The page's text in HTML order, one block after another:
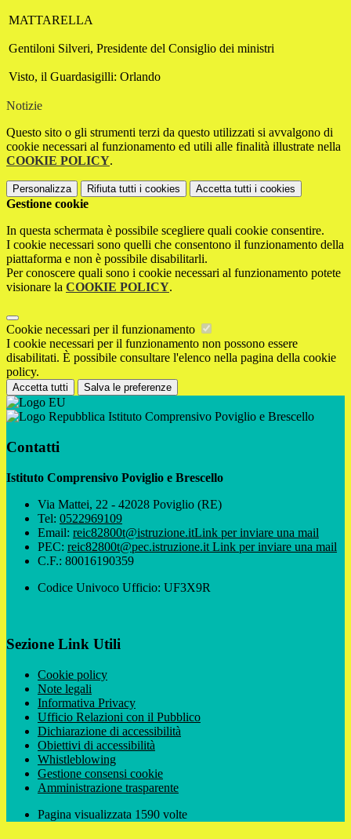
MATTARELLA
Gentiloni Silveri, Presidente del Consiglio dei ministri
Visto, il Guardasigilli: Orlando
Notizie
Questo sito o gli strumenti terzi da questo utilizzati si avvalgono di
cookie necessari al funzionamento ed utili alle finalità illustrate nella
COOKIE POLICY.
Personalizza Rifiuta tutti i cookies Accetta tutti i cookies
Gestione cookie
In questa schermata è possibile scegliere quali cookie consentire.
I cookie necessari sono quelli che consentono il funzionamento della
piattaforma e non è possibile disabilitarli.
Per conoscere quali sono i cookie necessari al funzionamento potete
visionare la COOKIE POLICY.
Cookie necessari per il funzionamento
I cookie necessari per il funzionamento non possono essere
disabilitati. È possibile consultare l'elenco nella pagina della cookie
policy.
Accetta tutti Salva le preferenze
Istituto Comprensivo Poviglio e Brescello
Contatti
Istituto Comprensivo Poviglio e Brescello
Via Mattei, 22 - 42028 Poviglio (RE)
Tel: 0522969109
Email: reic82800t@istruzione.itLink per inviare una mail
PEC: reic82800t@pec.istruzione.it Link per inviare una mail
C.F.: 80016190359
Codice Univoco Ufficio: UF3X9R
Sezione Link Utili
Cookie policy
Note legali
Informativa Privacy
Ufficio Relazioni con il Pubblico
Dichiarazione di accessibilità
Obiettivi di accessibilità
Whistleblowing
Gestione consensi cookie
Amministrazione trasparente
Pagina visualizzata 1590 volte